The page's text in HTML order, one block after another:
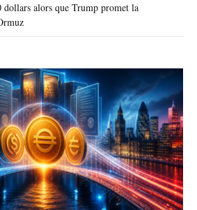
dollars alors que Trump promet la